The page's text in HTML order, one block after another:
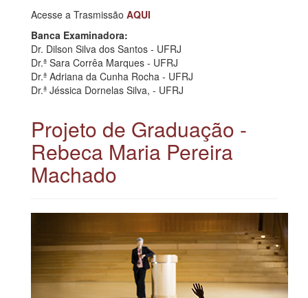
Acesse a Trasmissão AQUI
Banca Examinadora:
Dr. Dilson Silva dos Santos - UFRJ
Dr.ª Sara Corrêa Marques - UFRJ
Dr.ª Adriana da Cunha Rocha - UFRJ
Dr.ª Jéssica Dornelas Silva, - UFRJ
Projeto de Graduação -
Rebeca Maria Pereira
Machado